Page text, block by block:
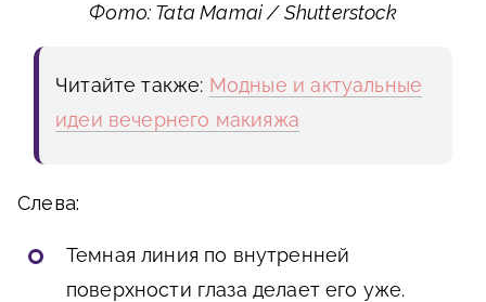
Фото: Tata Mamai / Shutterstock
Читайте также: Модные и актуальные
идеи вечернего макияжа
Слева:
Темная линия по внутренней
поверхности глаза делает его уже.